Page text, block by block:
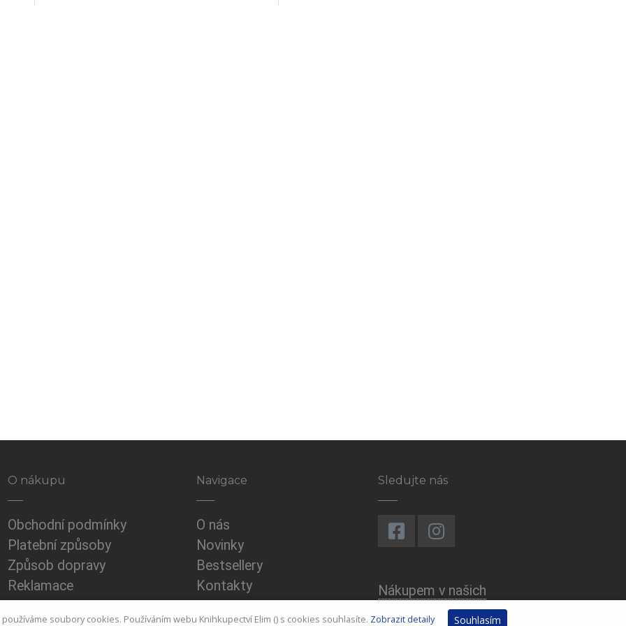
O nákupu
Obchodní podmínky
Platební způsoby
Způsob dopravy
Reklamace
Navigace
O nás
Novinky
Bestsellery
Kontakty
Sledujte nás
Nákupem v našich
knihkupectví a na eshopu
soubory cookies. Používáním webu Knihkupectví Elim () s cookies souhlasíte. Zobrazit detaily Souhlasím